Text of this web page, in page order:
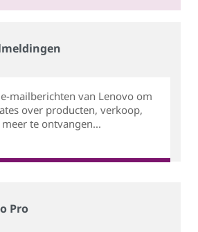
mailberichten van Lenovo om
over producten, verkoop,
te ontvangen...
Pro